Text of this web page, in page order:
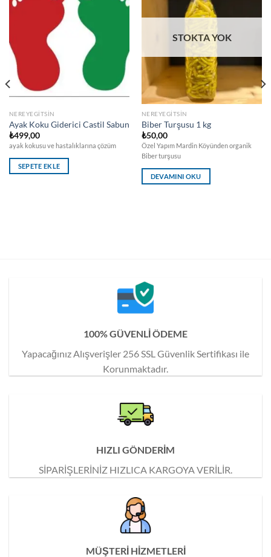
NEREYEGITSIN
Ayak Koku Giderici Castil Sabun
₺499,00
ayak kokusu ve hastalıklarına çözüm
SEPETE EKLE
STOKTA YOK
NEREYEGITSIN
Biber Turşusu 1 kg
₺50,00
Özel Yapım Mardin Köyünden organik
Biber turşusu
DEVAMINI OKU
100% GÜVENLİ ÖDEME
Yapacağınız Alışverişler 256 SSL Güvenlik Sertifikası ile
Korunmaktadır.
HIZLI GÖNDERİM
SİPARİŞLERİNİZ HIZLICA KARGOYA VERİLİR.
MÜŞTERİ HİZMETLERİ